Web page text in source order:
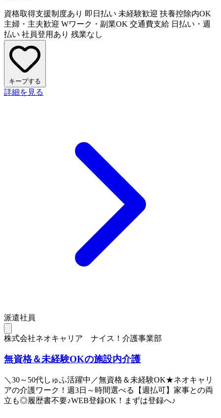
資格取得支援制度あり 即日払い 未経験歓迎 扶養控除内OK
主婦・主夫歓迎 Wワーク・副業OK 交通費支給 日払い・週
払い 社員登用あり 残業なし
キープする
詳細を見る
派遣社員
株式会社ネオキャリア ナイス！介護事業部
無資格＆未経験OKの施設内介護
＼30～50代しゅふ活躍中／無資格＆未経験OK★ネオキャリ
アの介護ワーク！週3日～時間選べる【週払可】家事との両
立も◎履歴書不要♪WEB登録OK！まずは登録へ♪